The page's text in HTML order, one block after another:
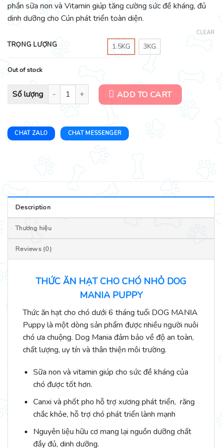
phần sữa non và Vitamin giúp tăng cường sức đề kháng, đủ
dinh dưỡng cho Cún phát triển toàn diện.
TRỌNG LƯỢNG 1.5KG 3KG
CLEAR
Out of stock
Hạt cho chó - Hạt Dog Mania - Dành cho chó con các giống nhỏ
ADD TO CART
CHAT ZALO CHAT MESSENGER
Description
Thương hiệu
Reviews (0)
THỨC ĂN HẠT CHO CHÓ NHỎ DOG
MANIA PUPPY
Thức ăn hạt cho chó dưới 6 tháng tuổi DOG MANIA
Puppy là một dòng sản phẩm được nhiều người nuôi
chó ưa chuộng. Dog Mania đảm bảo về độ an toàn,
chất lượng, uy tín và thân thiện môi trường.
Sữa non và vitamin giúp cho sức đề kháng của
chó được tốt hơn.
Canxi và phốt pho hỗ trợ xương phát triển, răng
chắc khỏe, hỗ trợ chó phát triển lành mạnh
Nguyên liệu hữu cơ mang lại nguồn dưỡng chất
đầy đủ, dinh dưỡng.